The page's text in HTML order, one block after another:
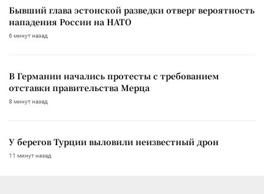
Бывший глава эстонской разведки отверг вероятность
нападения России на НАТО
6 минут назад
В Германии начались протесты с требованием
отставки правительства Мерца
8 минут назад
У берегов Турции выловили неизвестный дрон
11 минут назад